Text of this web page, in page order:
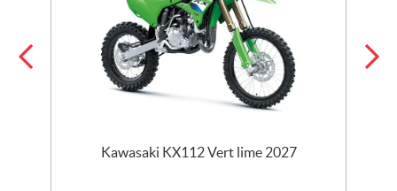
Kawasaki KX112 Vert lime 2027